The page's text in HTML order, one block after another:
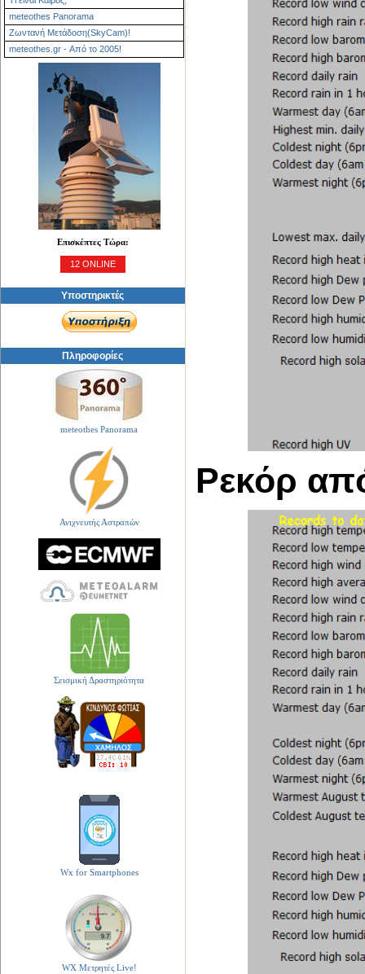
meteothes Panorama
Ζωντανή Μετάδοση(SkyCam)!
meteothes.gr - Από το 2005!
Επισκέπτες Τώρα:
12 ONLINE
Υποστηρικτές
Πληροφορίες
meteothes Panorama
Ανιχνευτής Αστραπών
Σεισμική Δραστηριότητα
Wx for Smartphones
WX Μετρητές Live!
Ρεκόρ